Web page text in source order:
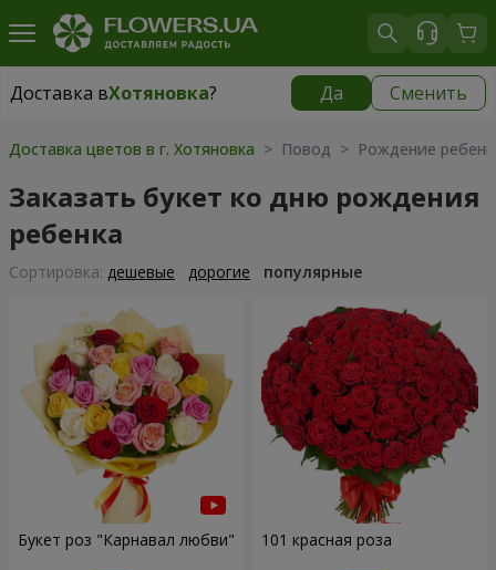
Доставка вХотяновка? Да Сменить
Доставка вХотяновка|
Доставка цветов в г. Хотяновка > Повод > Рождение
Заказать букет ко дню рождения
ребенка
Cортировка: дешевые дорогие популярные
Букет роз "Карнавал любви" 101 красная роза